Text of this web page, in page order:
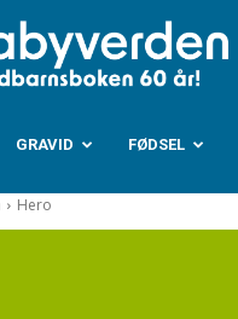
GRAVID FØDSEL
Hero